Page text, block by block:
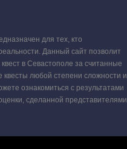
для тех, кто
Данный сайт позволит
в Севастополе за считанные
любой степени сложности и
ознакомиться с результатами
сделанной представителями